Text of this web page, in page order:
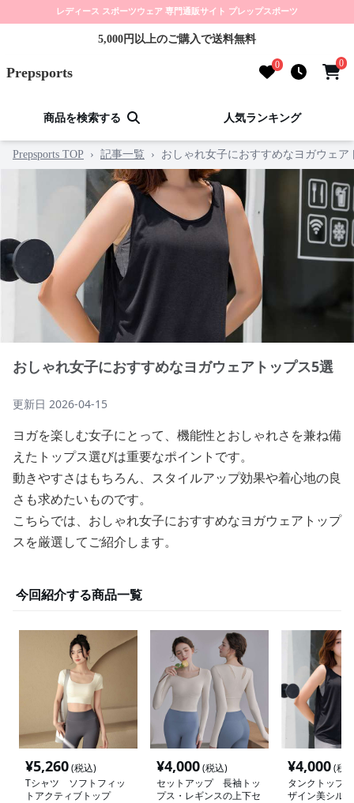
レディース スポーツウェア 専門通販サイト プレップスポーツ
5,000円以上のご購入で送料無料
Prepsports 0 0
商品を検索する 人気ランキング
Prepsports TOP › 記事一覧 › おしゃれ女子におすすめなヨガウェア
おしゃれ女子におすすめなヨガウェアトップス5選
更新日 2026-04-15
ヨガを楽しむ女子にとって、機能性とおしゃれさを兼ね備
えたトップス選びは重要なポイントです。
動きやすさはもちろん、スタイルアップ効果や着心地の良
さも求めたいものです。
こちらでは、おしゃれ女子におすすめなヨガウェアトップ
スを厳選してご紹介します。
今回紹介する商品一覧
¥5,260(税込)
Tシャツ ソフトフィッ
トアクティブトップ
¥4,000(税込)
セットアップ 長袖トッ
プス・レギンスの上下セ
¥4,000(税
タンクトップ
ザイン美シル